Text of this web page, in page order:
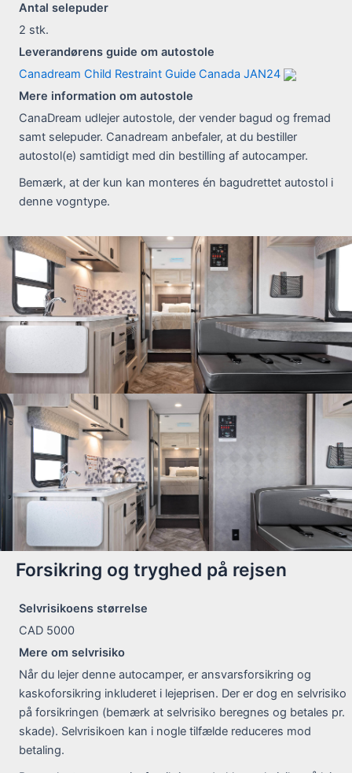
Antal selepuder
2 stk.
Leverandørens guide om autostole
Canadream Child Restraint Guide Canada JAN24
Mere information om autostole
CanaDream udlejer autostole, der vender bagud og fremad
samt selepuder. Canadream anbefaler, at du bestiller
autostol(e) samtidigt med din bestilling af autocamper.
Bemærk, at der kun kan monteres én bagudrettet autostol i
denne vogntype.
Forsikring og tryghed på rejsen
Selvrisikoens størrelse
CAD 5000
Mere om selvrisiko
Når du lejer denne autocamper, er ansvarsforsikring og
kaskoforsikring inkluderet i lejeprisen. Der er dog en selvrisiko
på forsikringen (bemærk at selvrisiko beregnes og betales pr.
skade). Selvrisikoen kan i nogle tilfælde reduceres mod
betaling.